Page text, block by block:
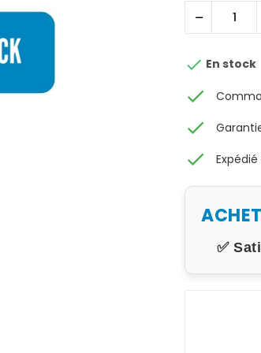
 En stock
check
check
check
✅